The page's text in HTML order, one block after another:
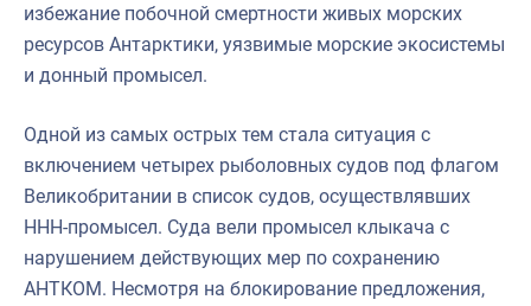
избежание побочной смертности живых морских
ресурсов Антарктики, уязвимые морские экосистемы
и донный промысел.
Одной из самых острых тем стала ситуация с
включением четырех рыболовных судов под флагом
Великобритании в список судов, осуществлявших
ННН-промысел. Суда вели промысел клыкача с
нарушением действующих мер по сохранению
АНТКОМ. Несмотря на блокирование предложения,